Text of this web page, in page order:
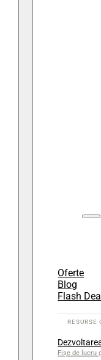
Oferte
Blog
Flash
Fișe de lucru